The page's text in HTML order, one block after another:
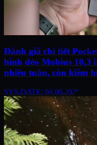
Đánh giá chi tiết
hình dẻo Mobius 10,3
nhiều tuần, còn kiêm
SYS.DATE: 04.06.2026